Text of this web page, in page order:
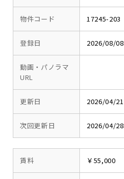
物件コード 17245-203
登録日 2026/08/08
動画・パノラマ
URL
更新日 2026/04/21
次回更新日 2026/04/28
賃料 ￥55,000